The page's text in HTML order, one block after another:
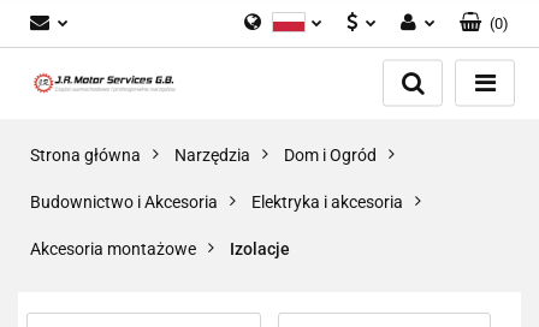
GBP
Zaloguj się
Dodaj zgłoszenie
(0)
Strona główna Narzędzia Dom i Ogród
Budownictwo i Akcesoria Elektryka i akcesoria
Akcesoria montażowe Izolacje